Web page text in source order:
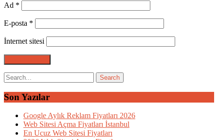
Ad *
E-posta *
İnternet sitesi
Son Yazılar
Google Aylık Reklam Fiyatları 2026
Web Sitesi Açma Fiyatları İstanbul
En Ucuz Web Sitesi Fiyatları